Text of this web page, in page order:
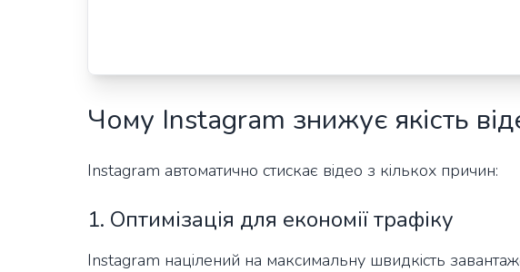
Чому Instagram знижує якість
Instagram автоматично стискає відео з кількох причин:
1. Оптимізація для економії трафіку
Instagram націлений на максимальну швидкість